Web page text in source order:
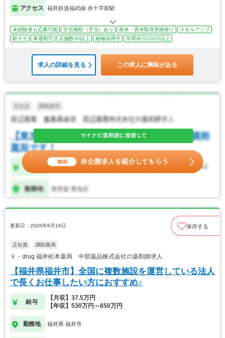
アクセス 福井鉄道福武線 赤十字前駅
未経験者も応募可能 住宅補助（手当）あり 産休・育休取得実績有り
スキルアップ
駅チカ
車通勤可 店舗数30以上 積極採用中 年間休日120日以上
求人の詳細を見る この求人に興味がある
更新日：2026年6月18日 保存する
正社員 調剤薬局
Ｖ・drug 福井松本薬局 中部薬品株式会社の薬剤師求人
【福井県福井市】全国に複数施設を運営している法人
で長くお仕事したい方におすすめ♪
給与
【月収】37.5万円
【年収】530万円～650万円
勤務地 福井県 福井市